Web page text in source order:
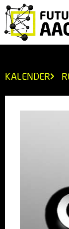
KALENDER